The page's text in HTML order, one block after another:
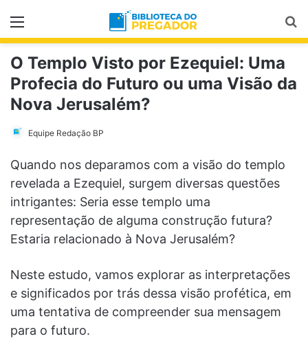
Menu
O Templo Visto por Ezequiel: Uma
Profecia do Futuro ou uma Visão da
Nova Jerusalém?
Equipe Redação BP
Quando nos deparamos com a visão do templo
revelada a Ezequiel, surgem diversas questões
intrigantes: Seria esse templo uma
representação de alguma construção futura?
Estaria relacionado à Nova Jerusalém?
Neste estudo, vamos explorar as interpretações
e significados por trás dessa visão profética, em
uma tentativa de compreender sua mensagem
para o futuro.